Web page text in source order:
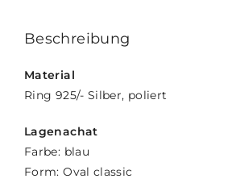
Beschreibung
Material
Ring 925/- Silber, poliert
Lagenachat
Farbe: blau
Form: Oval classic